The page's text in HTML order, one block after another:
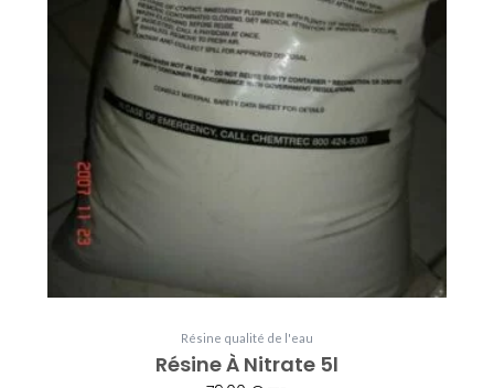
Résine qualité de l'eau
Résine À Nitrate 5l